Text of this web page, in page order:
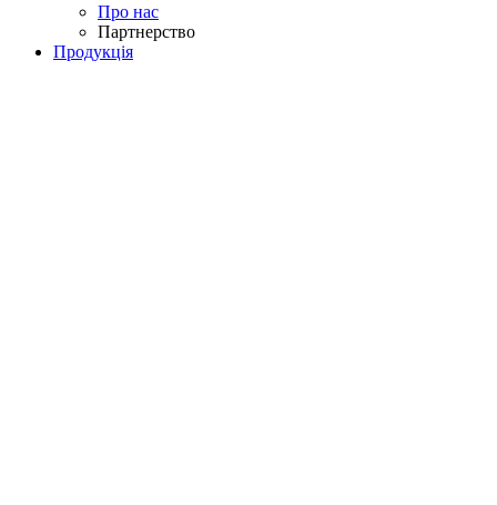
Про нас
Партнерство
Продукція